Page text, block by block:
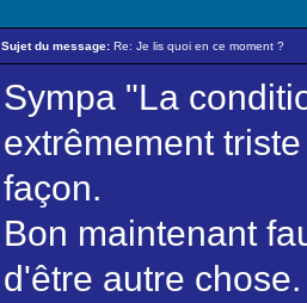
Sujet du message: Re: Je lis quoi en ce moment ?
Sympa "La
extrêmement
façon.
Bon maintenant
d'être autre chose.